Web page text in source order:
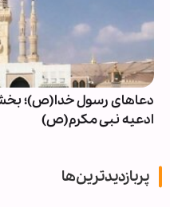
دعاهای رسول خدا(ص)؛
ادعیه نبی مکرم(ص)
پربازدیدترین‌ها